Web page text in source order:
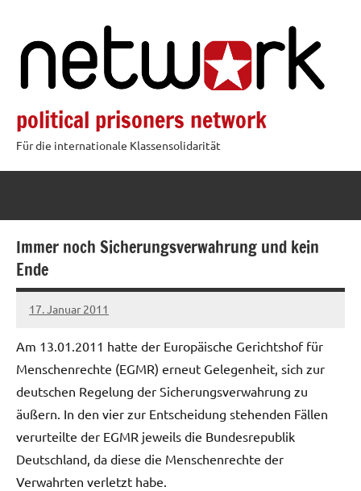
springen
political prisoners network
Für die internationale Klassensolidarität
Immer noch Sicherungsverwahrung und kein
Ende
17. Januar 2011
admin
Am 13.01.2011 hatte der Europäische Gerichtshof für
Menschenrechte (EGMR) erneut Gelegenheit, sich zur
deutschen Regelung der Sicherungsverwahrung zu
äußern. In den vier zur Entscheidung stehenden Fällen
verurteilte der EGMR jeweils die Bundesrepublik
Deutschland, da diese die Menschenrechte der
Verwahrten verletzt habe.